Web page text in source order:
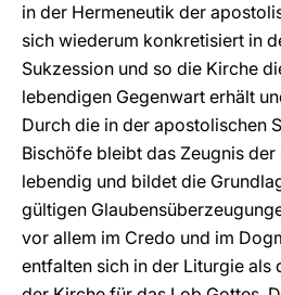
in der Hermeneutik der
sich wiederum konkretisiert in
Sukzession und so die Kirche
lebendigen Gegenwart erhält
Durch die in der apostolischen
Bischöfe bleibt das Zeugnis
lebendig und bildet die
gültigen
vor allem im Credo und im
entfalten sich in der Liturgie als